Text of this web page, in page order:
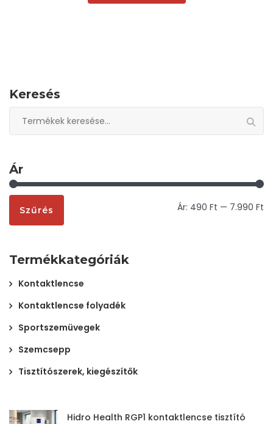
Keresés
Ár
Szűrés Ár: 490 Ft — 7.990 Ft
Termékkategóriák
Kontaktlencse
Kontaktlencse folyadék
Sportszemüvegek
Szemcsepp
Tisztítószerek, kiegészítők
Hidro Health RGP1 kontaktlencse tisztító